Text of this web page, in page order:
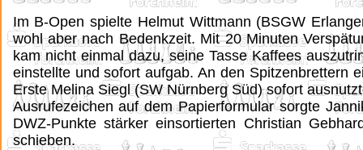
Im B-Open spielte Helmut Wittmann (BSGW
wohl aber nach Bedenkzeit. Mit 20 Minuten
kam nicht einmal dazu, seine Tasse Kaffees
einstellte und sofort aufgab. An den Spitzenbrettern
Erste Melina Siegl (SW Nürnberg Süd) sofort
Ausrufezeichen auf dem Papierformular sorgte
DWZ-Punkte stärker einsortierten Christian
schieben.